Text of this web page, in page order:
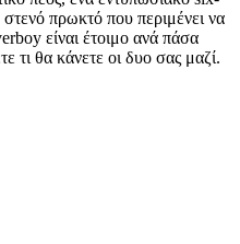
πρωκτό που περιμένει να
είναι έτοιμο ανά πάσα
τι θα κάνετε οι δυο σας μαζί.